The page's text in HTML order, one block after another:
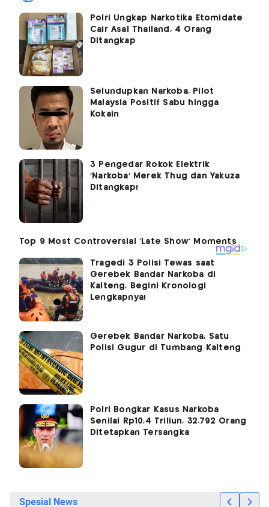
Polri Ungkap Narkotika Etomidate
Cair Asal Thailand, 4 Orang
Ditangkap
Selundupkan Narkoba, Pilot
Malaysia Positif Sabu hingga
Kokain
3 Pengedar Rokok Elektrik
'Narkoba' Merek Thug dan Yakuza
Ditangkap!
Tragedi 3 Polisi Tewas saat
Gerebek Bandar Narkoba di
Kalteng, Begini Kronologi
Lengkapnya!
Gerebek Bandar Narkoba, Satu
Polisi Gugur di Tumbang Kalteng
Polri Bongkar Kasus Narkoba
Senilai Rp10,4 Triliun, 32.792 Orang
Ditetapkan Tersangka